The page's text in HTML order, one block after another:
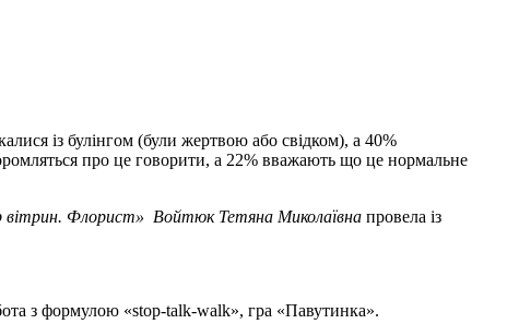
із булінгом (були жертвою або свідком), а 40%
про це говорити, а 22% вважають що це нормальне
вітрин. Флорист» Войтюк Тетяна Миколаївна провела із
з формулою «stop-talk-walk», гра «Павутинка».